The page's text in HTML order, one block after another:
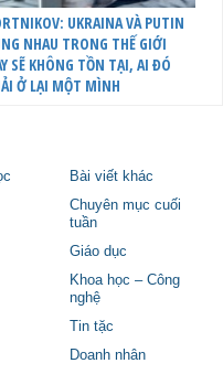
UKRAINA VÀ PUTIN
NHAU TRONG THẾ GIỚI
SẼ KHÔNG TỒN TẠI, AI ĐÓ
Ở LẠI MỘT MÌNH
Bài viết khác
Chuyên mục cuối
tuần
Giáo dục
Khoa học – Công
nghệ
Tin tặc
Doanh nhân